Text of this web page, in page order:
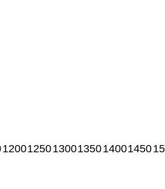
120012501300135014001450